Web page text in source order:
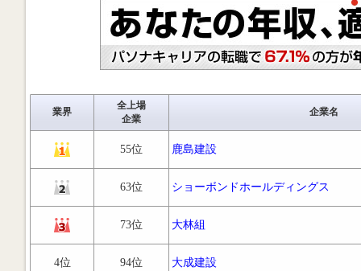
業界
全上場
企業
企業名
55位 鹿島建設
63位 ショーボンドホールディングス
73位 大林組
4位 94位 大成建設